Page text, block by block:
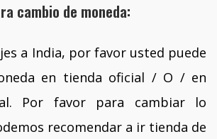
cambio de moneda:
a India, por favor usted puede
en tienda oficial / O / en
Por favor para cambiar lo
recomendar a ir tienda de